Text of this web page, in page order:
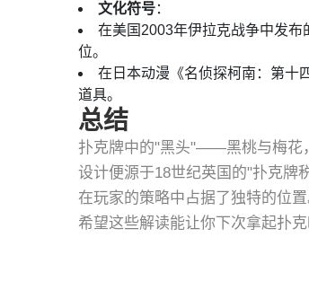
文化符号：
在美国2003年伊拉克战争中发布
位。
在日本动漫《名侦探柯南：第十
道具。
总结
扑克牌中的"黑头"——黑桃与梅花
设计便源于18世纪英国的"扑克牌
在玩家的策略中占据了独特的位置
希望这些解读能让你下次拿起扑